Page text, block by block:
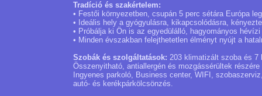
Tradíció és szakértelem:
• Festői környezetben, csupán 5 perc sétára Európa
• Ideális hely a gyógyulásra, kikapcsolódásra,
• Próbálja ki Ön is az egyedülálló, hagyományos
• Minden évszakban felejthetetlen élményt nyújt a
Szobák és szolgáltatások: 203 klimatizált szoba és 7
Összenyitható, antiallergén és mozgássérültek
Ingyenes parkoló, Business center, WIFI,
autó- és kerékpárkölcsönzés.